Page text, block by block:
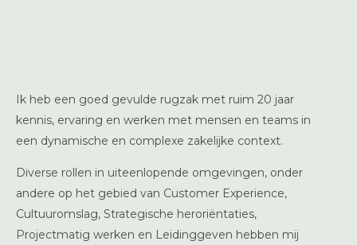
Ik heb een goed gevulde rugzak met ruim 20 jaar
kennis, ervaring en werken met mensen en teams in
een dynamische en complexe zakelijke context.
Diverse rollen in uiteenlopende omgevingen, onder
andere op het gebied van Customer Experience,
Cultuuromslag, Strategische heroriëntaties,
Projectmatig werken en Leidinggeven hebben mij